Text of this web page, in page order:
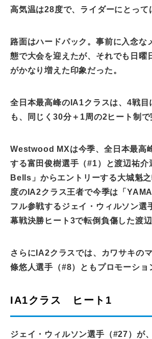
高気温は28度で、ライダーにとって
路面はハードパック。事前に入念
態で大会を迎えたが、それでも日曜
がかなり増えた印象だった。
全日本最高峰の IA1クラスは、4戦目
も、同じく 30分＋ 1周の2ヒート制で
Westwood MXは今季、全日本最高
する富田俊樹選手（#1）と渡辺祐介
Bells 」からエントリーする大城魁
度の IA2クラス王者で今季は「
フル参戦するジェイ・ウィルソン選
幕戦決勝ヒート 3で転倒負傷した渡
さらに IA2クラスでは、カワサキの
條悠人選手（#8）ともプロモーショ
IA1クラス ヒート1
ジェイ・ウィルソン選手（#27）が